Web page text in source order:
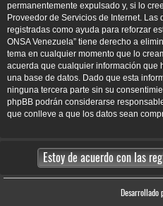
permanentemente expulsado y, si lo
Proveedor de Servicios de Internet.
registradas como ayuda para reforzar
ONSA Venezuela” tiene derecho a
tema en cualquier momento que lo
acuerda que cualquier información que
una base de datos. Dado que esta
ninguna tercera parte sin su
phpBB podrán considerarse
que conlleve a que los datos sean
Desarrollado